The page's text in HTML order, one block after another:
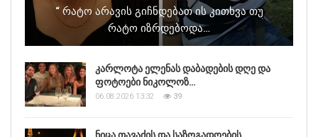
“ Რატო Არავის Გიჩნდებათ Ის Კითხვა Თუ
Რატო Იზრდებოდა…
კარლოტა ელენას დაბადების დღე და
ფოტოები ნიკოლოზ…
06.08.2026 13:32 39